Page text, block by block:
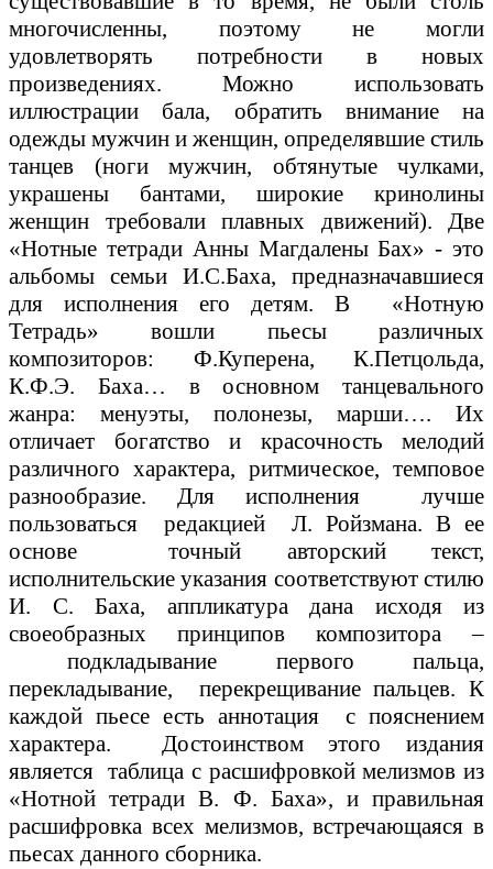
многочисленны, поэтому не могли
удовлетворять потребности в новых
произведениях. Можно использовать
иллюстрации бала, обратить внимание на
одежды мужчин и женщин, определявшие стиль
танцев (ноги мужчин, обтянутые чулками,
украшены бантами, широкие кринолины
женщин требовали плавных движений). Две
«Нотные тетради Анны Магдалены Бах» - это
альбомы семьи И.С.Баха, предназначавшиеся
для исполнения его детям. В «Нотную
Тетрадь» вошли пьесы различных
композиторов: Ф.Куперена, К.Петцольда,
К.Ф.Э. Баха… в основном танцевального
жанра: менуэты, полонезы, марши…. Их
отличает богатство и красочность мелодий
различного характера, ритмическое, темповое
разнообразие. Для исполнения лучше
пользоваться редакцией Л. Ройзмана. В ее
основе точный авторский текст,
исполнительские указания соответствуют стилю
И. С. Баха, аппликатура дана исходя из
своеобразных принципов композитора –
подкладывание первого пальца,
перекладывание, перекрещивание пальцев. К
каждой пьесе есть аннотация с пояснением
характера. Достоинством этого издания
является таблица с расшифровкой мелизмов из
«Нотной тетради В. Ф. Баха», и правильная
расшифровка всех мелизмов, встречающаяся в
пьесах данного сборника.